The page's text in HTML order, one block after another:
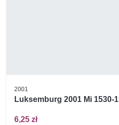
2001
Luksemburg 2001 Mi 1530-
6,25 zł